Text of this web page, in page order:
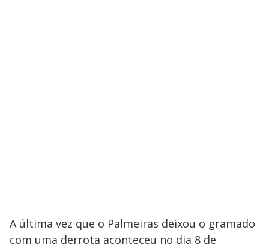
A última vez que o Palmeiras deixou o gramado
com uma derrota aconteceu no dia 8 de